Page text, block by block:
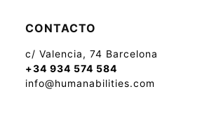
CONTACTO
c/ Valencia, 74 Barcelona
+34 934 574 584
info@humanabilities.com